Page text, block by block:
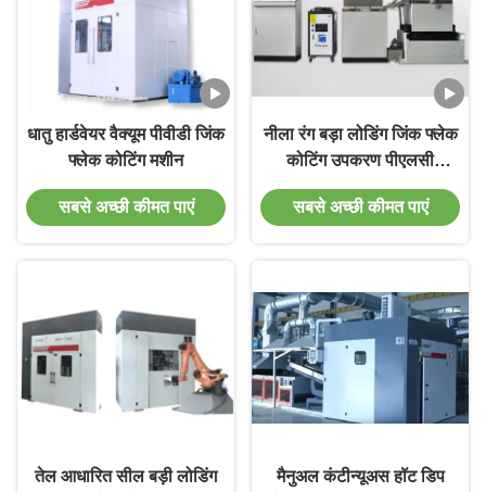
धातु हार्डवेयर वैक्यूम पीवीडी जिंक
फ्लेक कोटिंग मशीन
सबसे अच्छी कीमत पाएं
नीला रंग बड़ा लोडिंग जिंक फ्लेक
कोटिंग उपकरण पीएलसी
नियंत्रण
सबसे अच्छी कीमत पाएं
तेल आधारित सील बड़ी लोडिंग
मैनुअल कंटीन्यूअस हॉट डिप